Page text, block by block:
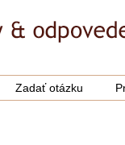
Zadať otázku